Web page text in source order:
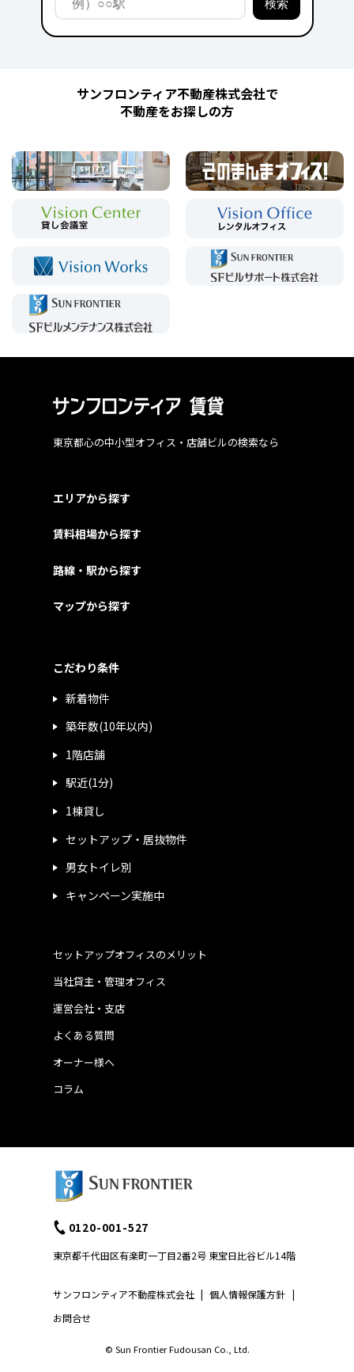
サンフロンティア不動産株式会社で
不動産をお探しの方
東京都心の中小型オフィス・店舗ビルの検索なら
エリアから探す
賃料相場から探す
路線・駅から探す
マップから探す
こだわり条件
新着物件
築年数(10年以内)
1階店舗
駅近(1分)
1棟貸し
セットアップ・居抜物件
男女トイレ別
キャンペーン実施中
運営会社・支店
よくある質問
当社貸主・管理オフィス
オーナー様へ
コラム
セットアップオフィスのメリット
サンフロンティア不動産株式会社 | 個人情報保護方針 |
お問合せ
0120-001-527
東京都千代田区有楽町一丁目2番2号 東宝日比谷ビル14階
© Sun Frontier Fudousan Co., Ltd.